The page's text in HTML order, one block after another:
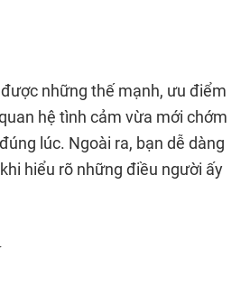
những thế mạnh, ưu điểm
hệ tình cảm vừa mới chớm
lúc. Ngoài ra, bạn dễ dàng
hiểu rõ những điều người ấy